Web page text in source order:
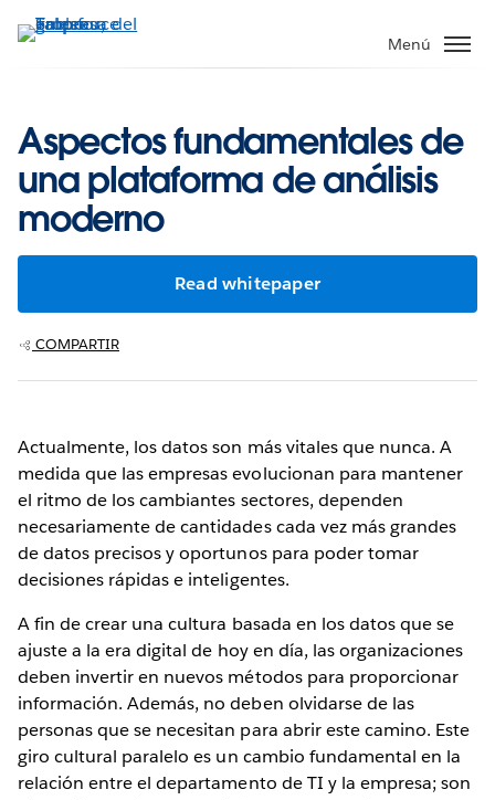
Menú
Aspectos fundamentales de
una plataforma de análisis
moderno
Read whitepaper
COMPARTIR
Actualmente, los datos son más vitales que nunca. A
medida que las empresas evolucionan para mantener
el ritmo de los cambiantes sectores, dependen
necesariamente de cantidades cada vez más grandes
de datos precisos y oportunos para poder tomar
decisiones rápidas e inteligentes.
A fin de crear una cultura basada en los datos que se
ajuste a la era digital de hoy en día, las organizaciones
deben invertir en nuevos métodos para proporcionar
información. Además, no deben olvidarse de las
personas que se necesitan para abrir este camino. Este
giro cultural paralelo es un cambio fundamental en la
relación entre el departamento de TI y la empresa; son